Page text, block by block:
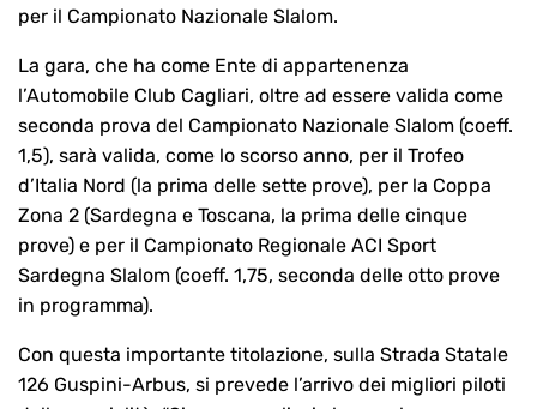
per il Campionato Nazionale Slalom.
La gara, che ha come Ente di appartenenza
l’Automobile Club Cagliari, oltre ad essere valida come
seconda prova del Campionato Nazionale Slalom (coeff.
1,5), sarà valida, come lo scorso anno, per il Trofeo
d’Italia Nord (la prima delle sette prove), per la Coppa
Zona 2 (Sardegna e Toscana, la prima delle cinque
prove) e per il Campionato Regionale ACI Sport
Sardegna Slalom (coeff. 1,75, seconda delle otto prove
in programma).
Con questa importante titolazione, sulla Strada Statale
126 Guspini-Arbus, si prevede l’arrivo dei migliori piloti